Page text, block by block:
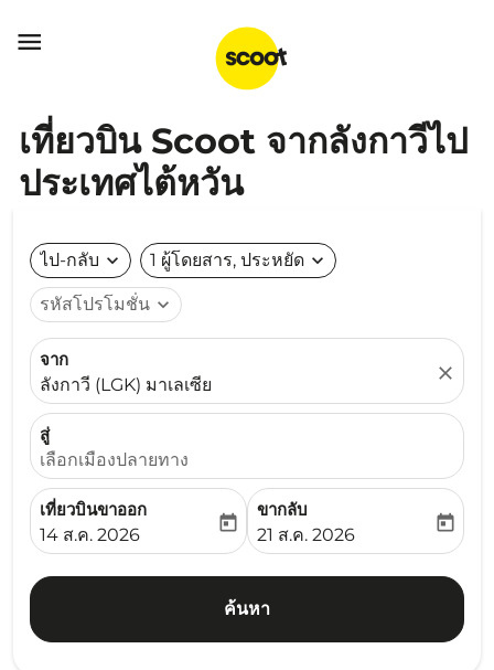

เที่ยวบิน Scoot จากลังกาวีไป
ประเทศไต้หวัน
ไป-กลับ expand_more 1 ผู้โดยสาร, ประหยัด expand_more
รหัสโปรโมชั่น expand_more
จาก
ลังกาวี (LGK) มาเลเซีย
close
สู่
เลือกเมืองปลายทาง
เที่ยวบินขาออก
fc-booking-departure-date-aria-label
14 ส.ค. 2026
today
ขากลับ
fc-booking-return-date-
21 ส.ค. 2026
today
ค้นหา